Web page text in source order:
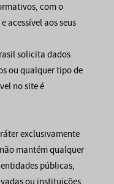
com o
acessível aos seus
solicita dados
ou qualquer tipo de
no site é
exclusivamente
mantém qualquer
públicas,